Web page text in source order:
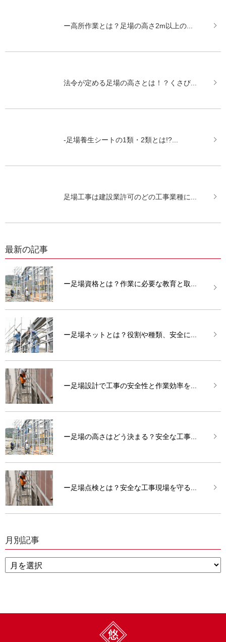
ー高所作業とは？足場の高さ2m以上の...
法令が定める足場の高さとは！？くさび...
-足場養生シートの1類・2類とは!?...
足場工事は建設業許可のどの工事業種に...
最新の記事
ー足場資格とは？作業に必要な教育と取...
ー足場ネットとは？役割や種類、安全に...
ー足場設計で工事の安全性と作業効率を...
ー足場の高さはどう決まる？安全な工事...
ー足場点検とは？安全な工事現場を守る...
月別記事